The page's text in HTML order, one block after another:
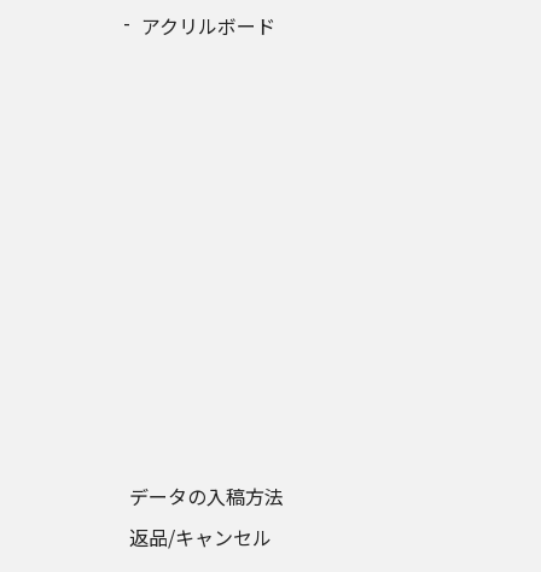
アクリルボード
データの入稿方法
返品/キャンセル